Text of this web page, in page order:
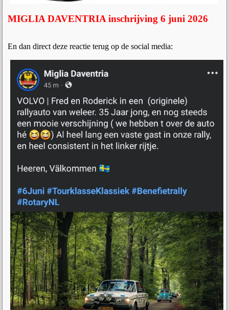
MIGLIA DAVENTRIA inschrijving 6 juni 2026
En dan direct deze reactie terug op de social media: